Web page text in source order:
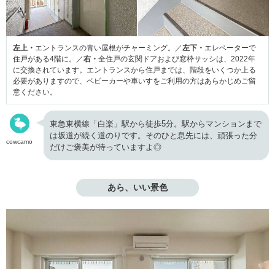
左上・ エントランスの青い屋根がチャーミング。／左下・ エレベーターで
住戸がある4階に。／右・ 全住戸の玄関ドアおよび窓枠サッシは、2022年
に交換されています。エントランスから住戸までは、階段をいくつか上る
必要がありますので、ベビーカーや車いすをご利用の方はあらかじめご留
意ください。
cowcamo
東急東横線「白楽」駅から徒歩5分。駅からマンションまで
は坂道が続く道のりです。そのひと息先には、頑張った分
だけご褒美が待っていますよ◎
あら、いい景色